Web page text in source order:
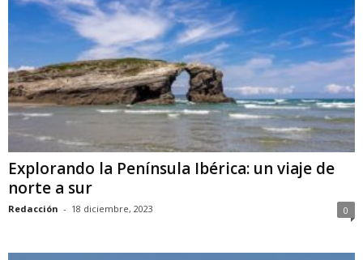
Explorando la Península Ibérica: un viaje de
norte a sur
Redacción - 18 diciembre, 2023 0